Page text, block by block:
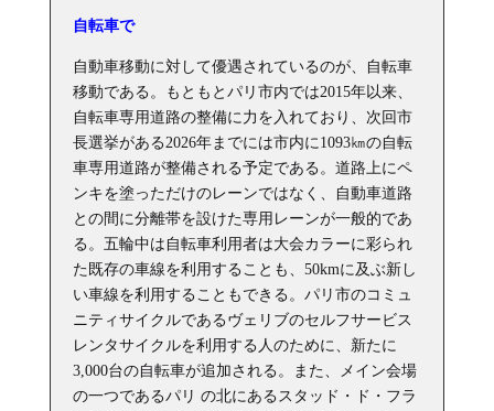
自転車で
自動車移動に対して優遇されているのが、自転車
移動である。もともとパリ市内では2015年以来、
自転車専用道路の整備に力を入れており、次回市
長選挙がある2026年までには市内に1093㎞の自転
車専用道路が整備される予定である。道路上にペ
ンキを塗っただけのレーンではなく、自動車道路
との間に分離帯を設けた専用レーンが一般的であ
る。五輪中は自転車利用者は大会カラーに彩られ
た既存の車線を利用することも、50kmに及ぶ新し
い車線を利用することもできる。パリ市のコミュ
ニティサイクルであるヴェリブのセルフサービス
レンタサイクルを利用する人のために、新たに
3,000台の自転車が追加される。また、メイン会場
の一つであるパリ の北にあるスタッド・ド・フラ